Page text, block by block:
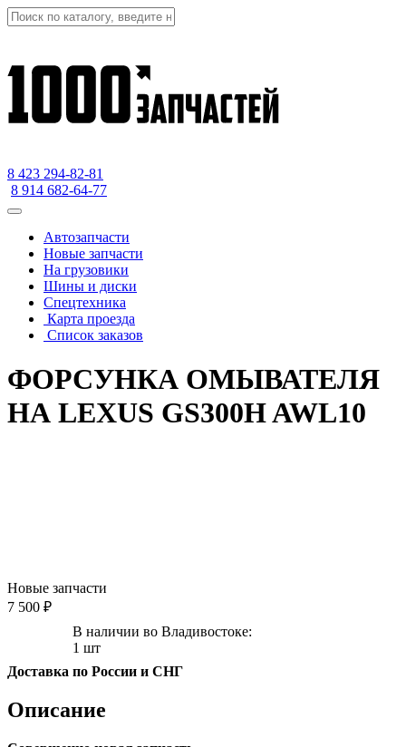
8 423 294-82-81
8 914 682-64-77
Автозапчасти
Новые запчасти
На грузовики
Шины и диски
Спецтехника
Карта проезда
Список заказов
ФОРСУНКА ОМЫВАТЕЛЯ
НА LEXUS GS300H AWL10
Новые запчасти
7 500 ₽
В наличии во Владивостоке:
1 шт
Доставка по России и СНГ
Описание